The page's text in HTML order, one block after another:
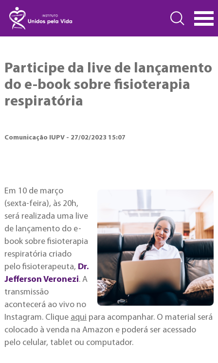
Participe da live de lançamento
do e-book sobre fisioterapia
respiratória
Comunicação IUPV - 27/02/2023 15:07
Em 10 de março
(sexta-feira), às 20h,
será realizada uma live
de lançamento do e-
book sobre fisioterapia
respiratória criado
pelo fisioterapeuta, Dr.
Jefferson Veronezi. A
transmissão
acontecerá ao vivo no
Instagram. Clique aqui para acompanhar. O material será
colocado à venda na Amazon e poderá ser acessado
pelo celular, tablet ou computador.